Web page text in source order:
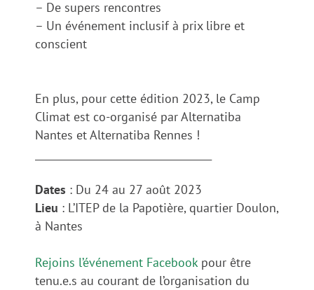
– De supers rencontres
– Un événement inclusif à prix libre et
conscient
En plus, pour cette édition 2023, le Camp
Climat est co-organisé par Alternatiba
Nantes et Alternatiba Rennes !
Dates : Du 24 au 27 août 2023
Lieu : L’ITEP de la Papotière, quartier Doulon,
à Nantes
Rejoins l’événement Facebook pour être
tenu.e.s au courant de l’organisation du